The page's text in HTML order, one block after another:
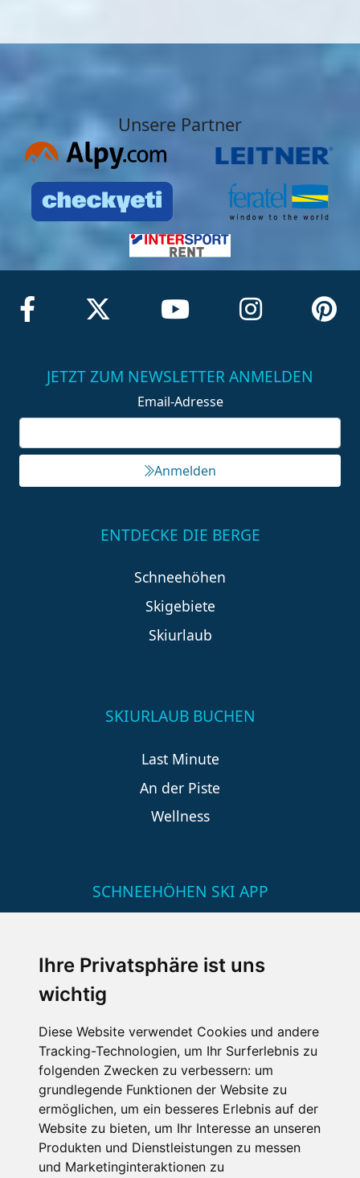
Ihre Privatsphäre ist uns
wichtig
Diese Website verwendet Cookies und andere
Tracking-Technologien, um Ihr Surferlebnis zu
folgenden Zwecken zu verbessern: um
grundlegende Funktionen der Website zu
ermöglichen, um ein besseres Erlebnis auf der
Website zu bieten, um Ihr Interesse an unseren
Produkten und Dienstleistungen zu messen
und Marketinginteraktionen zu
Unsere Partner
JETZT ZUM NEWSLETTER ANMELDEN
Email-Adresse
Anmelden
ENTDECKE DIE BERGE
Schneehöhen
Skigebiete
Skiurlaub
SKIURLAUB BUCHEN
Last Minute
An der Piste
Wellness
SCHNEEHÖHEN SKI APP
Impressum
Datenschutz
Nutzungsbedingungen
Kontakt
Partner
Portale
FAQ Newsletter